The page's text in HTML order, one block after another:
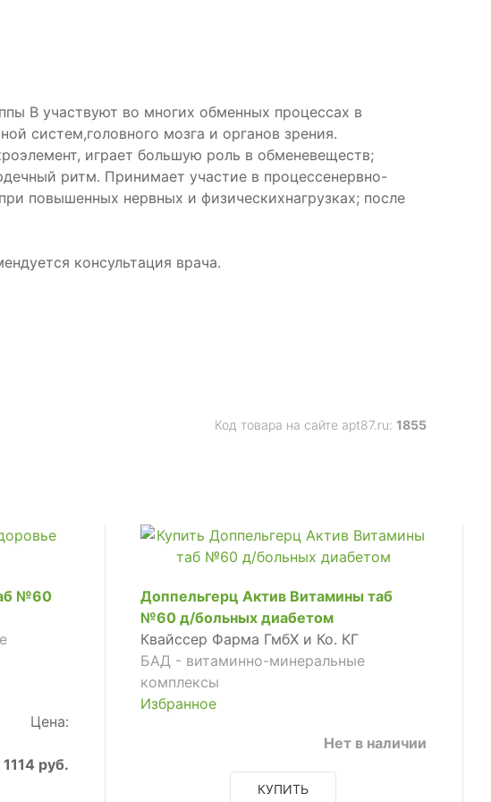
В участвуют во многих обменных процессах в
систем,головного мозга и органов зрения.
играет большую роль в обменевеществ;
ритм. Принимает участие в процессенервно-
повышенных нервных и физическихнагрузках; после
консультация врача.
Код товара на сайте apt87.ru: 1855
№60
Цена:
1114 руб.
Доппельгерц Актив Витамины таб
№60 д/больных диабетом
Квайссер Фарма ГмбХ и Ко. КГ
БАД - витаминно-минеральные
комплексы
Избранное
Нет в наличии
КУПИТЬ